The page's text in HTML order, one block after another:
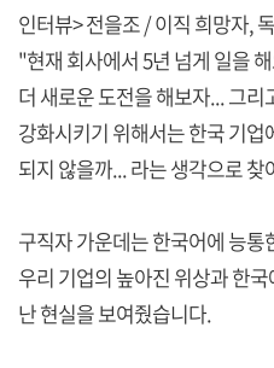
인터뷰> 전을조 / 이직 희망자,
"현재 회사에서 5년 넘게 일을
더 새로운 도전을 해보자... 그
강화시키기 위해서는 한국 기업
되지 않을까... 라는 생각으로
구직자 가운데는 한국어에 능
우리 기업의 높아진 위상과 한
난 현실을 보여줬습니다.